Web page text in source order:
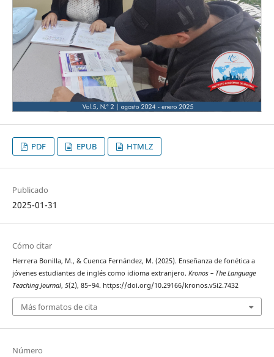
PDF EPUB HTMLZ
Publicado
2025-01-31
Cómo citar
Herrera Bonilla, M., & Cuenca Fernández, M. (2025). Enseñanza de fonética a
jóvenes estudiantes de inglés como idioma extranjero. Kronos – The Language
Teaching Journal, 5(2), 85–94. https://doi.org/10.29166/kronos.v5i2.7432
Más formatos de cita
Número